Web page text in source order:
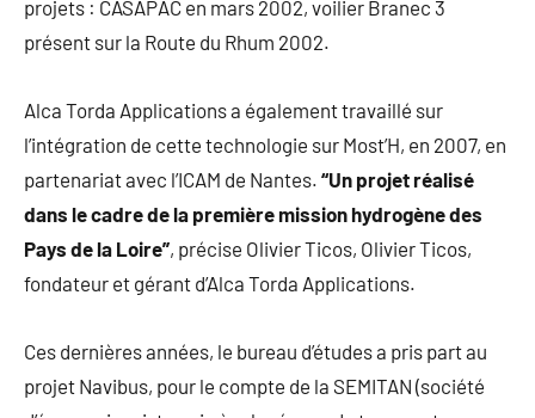
projets : CASAPAC en mars 2002, voilier Branec 3
présent sur la Route du Rhum 2002.
Alca Torda Applications a également travaillé sur
l’intégration de cette technologie sur Most’H, en 2007, en
partenariat avec l’ICAM de Nantes. “Un projet réalisé
dans le cadre de la première mission hydrogène des
Pays de la Loire”, précise Olivier Ticos, Olivier Ticos,
fondateur et gérant d’Alca Torda Applications.
Ces dernières années, le bureau d’études a pris part au
projet Navibus, pour le compte de la SEMITAN (société